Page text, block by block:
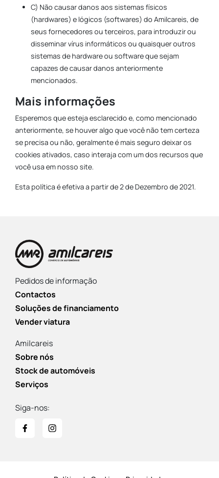
C) Não causar danos aos sistemas físicos
(hardwares) e lógicos (softwares) do Amilcareis, de
seus fornecedores ou terceiros, para introduzir ou
disseminar vírus informáticos ou quaisquer outros
sistemas de hardware ou software que sejam
capazes de causar danos anteriormente
mencionados.
Mais informações
Esperemos que esteja esclarecido e, como mencionado
anteriormente, se houver algo que você não tem certeza
se precisa ou não, geralmente é mais seguro deixar os
cookies ativados, caso interaja com um dos recursos que
você usa em nosso site.
Esta política é efetiva a partir de 2 de Dezembro de 2021.
Pedidos de informação
Contactos
Soluções de financiamento
Vender viatura
Amilcareis
Sobre nós
Stock de automóveis
Serviços
Siga-nos: